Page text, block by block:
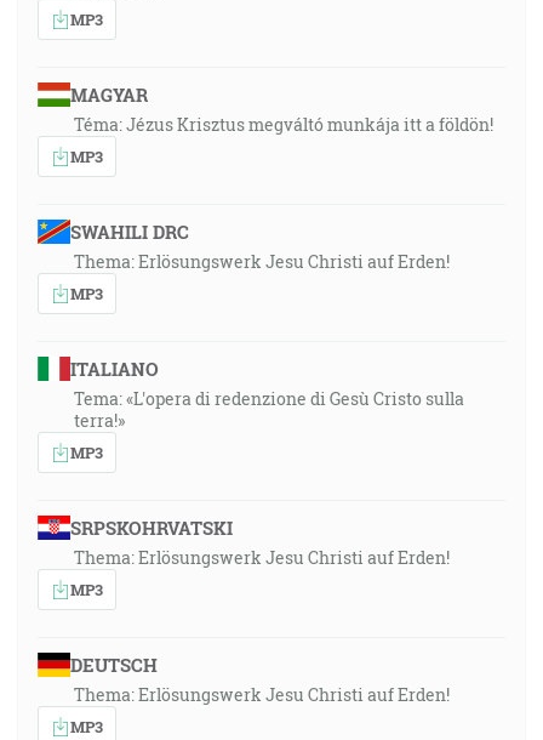
MP3
MAGYAR
Téma: Jézus Krisztus megváltó munkája itt a földön!
MP3
SWAHILI DRC
Thema: Erlösungswerk Jesu Christi auf Erden!
MP3
ITALIANO
Tema: «L'opera di redenzione di Gesù Cristo sulla
terra!»
MP3
SRPSKOHRVATSKI
Thema: Erlösungswerk Jesu Christi auf Erden!
MP3
DEUTSCH
Thema: Erlösungswerk Jesu Christi auf Erden!
MP3